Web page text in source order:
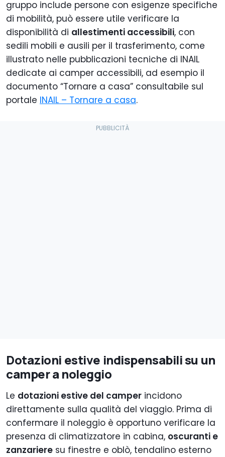
gruppo include persone con esigenze specifiche
di mobilità, può essere utile verificare la
disponibilità di allestimenti accessibili, con
sedili mobili e ausili per il trasferimento, come
illustrato nelle pubblicazioni tecniche di INAIL
dedicate ai camper accessibili, ad esempio il
documento “Tornare a casa” consultabile sul
portale INAIL – Tornare a casa.
Dotazioni estive indispensabili su un
camper a noleggio
Le dotazioni estive del camper incidono
direttamente sulla qualità del viaggio. Prima di
confermare il noleggio è opportuno verificare la
presenza di climatizzatore in cabina, oscuranti e
zanzariere su finestre e oblò, tendalino esterno